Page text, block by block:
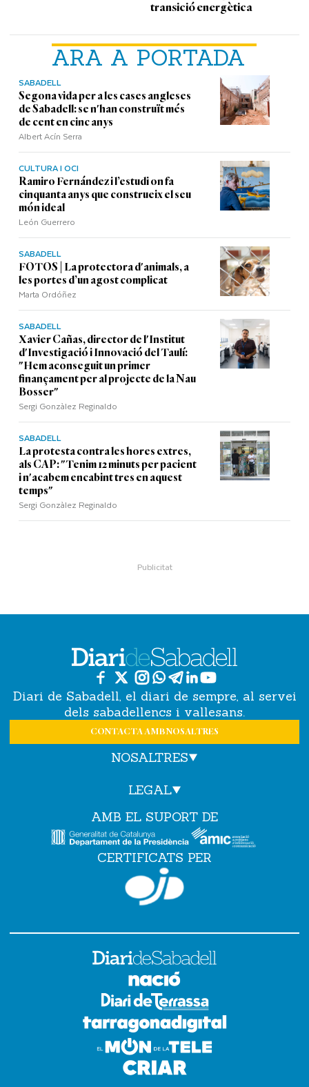
ARA A PORTADA
SABADELL
Segona vida per a les cases angleses
de Sabadell: se n'han construït més
de cent en cinc anys
Albert Acín Serra
CULTURA I OCI
Ramiro Fernández i l’estudi on fa
cinquanta anys que construeix el seu
món ideal
León Guerrero
SABADELL
FOTOS | La protectora d'animals, a
les portes d’un agost complicat
Marta Ordóñez
SABADELL
Xavier Cañas, director de l'Institut
d'Investigació i Innovació del Taulí:
"Hem aconseguit un primer
finançament per al projecte de la Nau
Bosser"
Sergi Gonzàlez Reginaldo
SABADELL
La protesta contra les hores extres,
als CAP: "Tenim 12 minuts per pacient
i n'acabem encabint tres en aquest
temps"
Sergi Gonzàlez Reginaldo
transició energètica
Diari de Sabadell, el diari de sempre, al servei
dels sabadellencs i vallesans.
CONTACTA AMB NOSALTRES
NOSALTRES
LEGAL
AMB EL SUPORT DE
CERTIFICATS PER